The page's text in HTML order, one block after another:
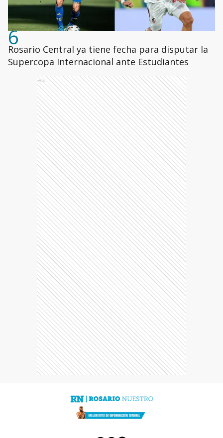
6
Rosario Central ya tiene fecha para disputar la
Supercopa Internacional ante Estudiantes
Ads